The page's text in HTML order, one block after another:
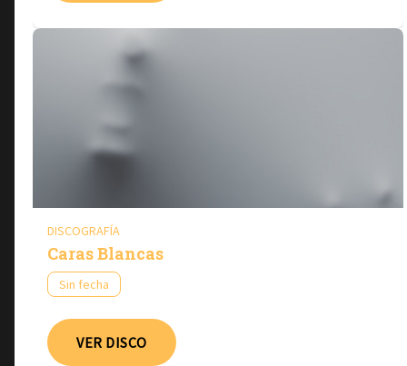
DISCOGRAFÍA
Caras Blancas
Sin fecha
VER DISCO